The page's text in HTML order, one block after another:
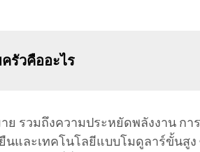
รัวคืออะไร
รวมถึงความประหยัดพลังงาน ก
นและเทคโนโลยีแบบโมดูลาร์ขั้น